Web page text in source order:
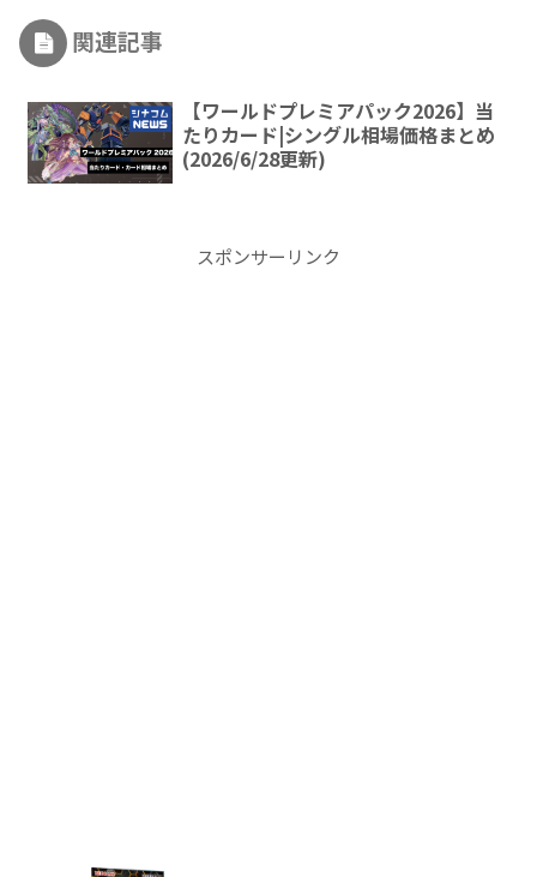
関連記事
【ワールドプレミアパック2026】当
たりカード|シングル相場価格まとめ
(2026/6/28更新)
スポンサーリンク